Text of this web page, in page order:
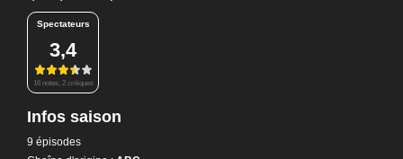
Spectateurs
3,4
16 notes, 2 critiques
Infos saison
9 épisodes